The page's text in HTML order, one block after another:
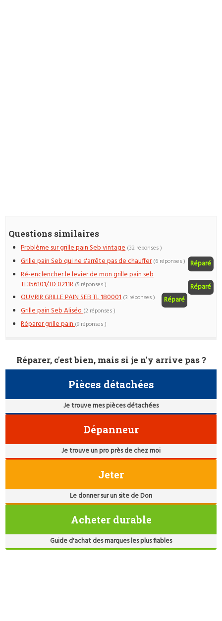
Questions similaires
Problème sur grille pain Seb vintage (32 réponses )
Grille pain Seb qui ne s'arrête pas de chauffer Réparé
(6 réponses )
Ré-enclencher le levier de mon grille pain seb
TL356101/3D 0211R
Réparé
(5 réponses )
OUVRIR GRILLE PAIN SEB TL 180001 Réparé
(3 réponses )
Grille pain Seb Aliséo(2 réponses )
Réparer grille pain(9 réponses )
Réparer, c'est bien, mais si je n'y arrive pas ?
Pièces détachées
Je trouve mes pièces détachées
Dépanneur
Je trouve un pro près de chez moi
Jeter
Le donner sur un site de Don
Acheter durable
Guide d'achat des marques les plus fiables